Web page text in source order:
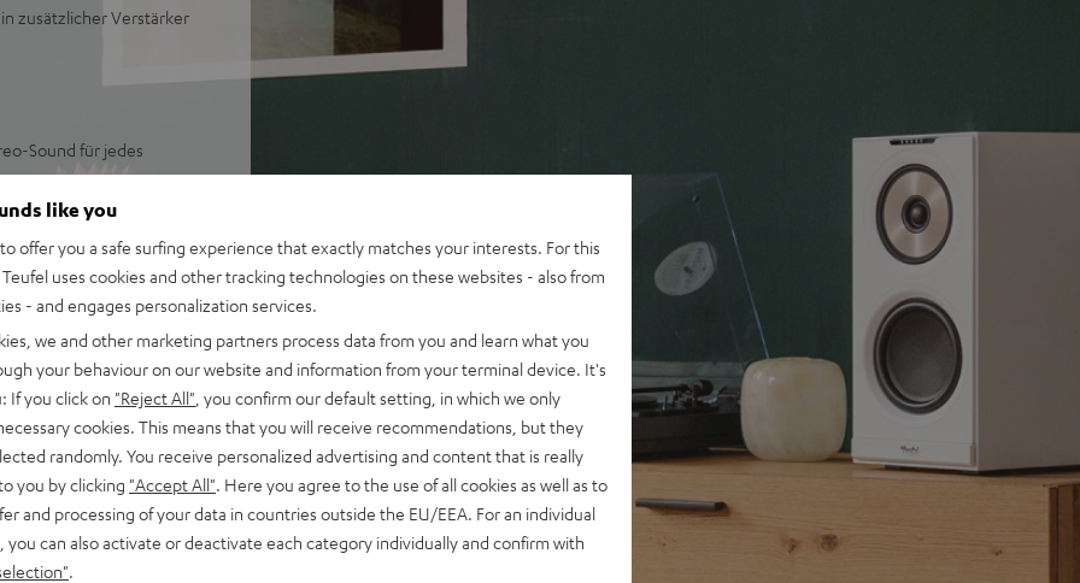
zusätzlicher Verstärker
Sound für jedes
Spotify Connect,
Auswahl von Musikapps,
Räumlichkeit
Mitten sowie
mit 2 x Class-D-
von bis zu 109 dB SPL
Wiedergabe
Aufwachen aus dem
Podcasts, sowie für
2 oder Google Cast
like you
offer you a safe surfing experience that exactly matches your interests. For this
uses cookies and other tracking technologies on these websites - also from
- and engages personalization services.
we and other marketing partners process data from you and learn what you
your behaviour on our website and information from your terminal device. It's
If you click on "Reject All" , you confirm our default setting, in which we only
cookies. This means that you will receive recommendations, but they
randomly. You receive personalized advertising and content that is really
you by clicking "Accept All" . Here you agree to the use of all cookies as well as to
and processing of your data in countries outside the EU/EEA. For an individual
you can also activate or deactivate each category individually and confirm with